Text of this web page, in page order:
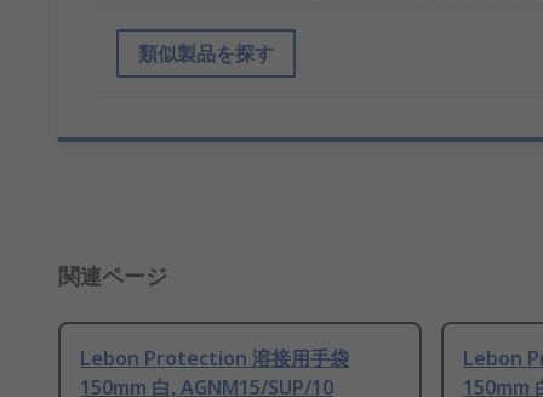
類似製品を探す
関連ページ
Lebon Protection 溶接用手袋
150mm 白, AGNM15/SUP/10
Lebon
150mm